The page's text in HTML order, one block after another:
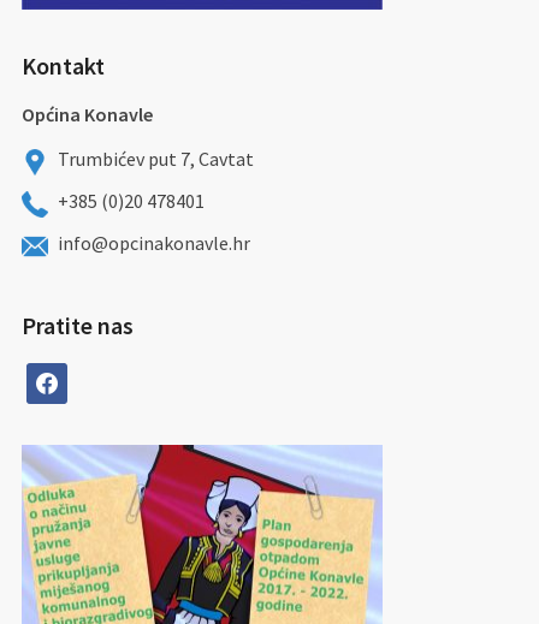
Kontakt
Općina Konavle
Trumbićev put 7, Cavtat
+385 (0)20 478401
info@opcinakonavle.hr
Pratite nas
facebook